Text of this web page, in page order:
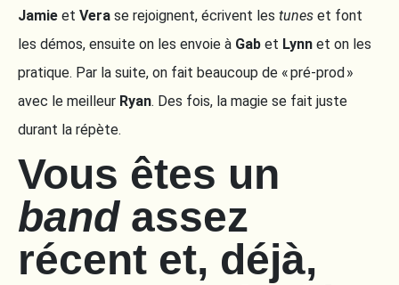
Jamie et Vera se rejoignent, écrivent les tunes et font
les démos, ensuite on les envoie à Gab et Lynn et on les
pratique. Par la suite, on fait beaucoup de « pré-prod »
avec le meilleur Ryan. Des fois, la magie se fait juste
durant la répète.
Vous êtes un
bandassez
récent et, déjà,